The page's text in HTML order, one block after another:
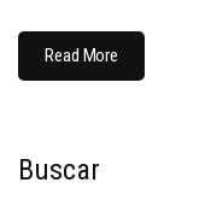
Read More
Buscar